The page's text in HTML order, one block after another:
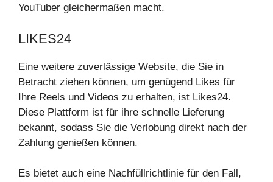
YouTuber gleichermaßen macht.
LIKES24
Eine weitere zuverlässige Website, die Sie in
Betracht ziehen können, um genügend Likes für
Ihre Reels und Videos zu erhalten, ist Likes24.
Diese Plattform ist für ihre schnelle Lieferung
bekannt, sodass Sie die Verlobung direkt nach der
Zahlung genießen können.
Es bietet auch eine Nachfüllrichtlinie für den Fall,